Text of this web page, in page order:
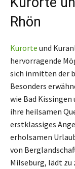
Rhön
Kurorte und
hervorragende
sich inmitten der
Besonders
wie Bad Kissingen
ihre heilsamen
erstklassiges
erholsamen
von
Milseburg, lädt